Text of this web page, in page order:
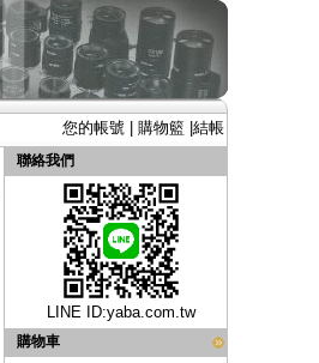
您的帳號| 購物籃| 結帳
聯絡我們
LINE ID:yaba.com.tw
購物車